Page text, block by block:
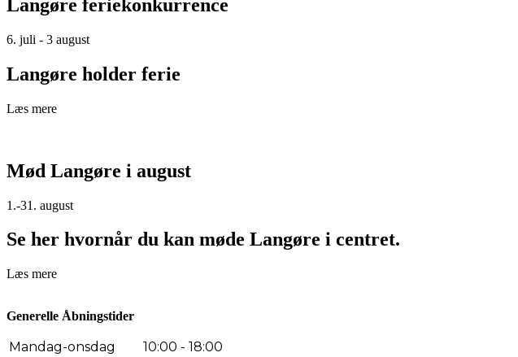
Langøre feriekonkurrence
6. juli - 3 august
Langøre holder ferie
Læs mere
Mød Langøre i august
1.-31. august
Se her hvornår du kan møde Langøre i centret.
Læs mere
Generelle Åbningstider
Mandag-onsdag
10:00 - 18:00